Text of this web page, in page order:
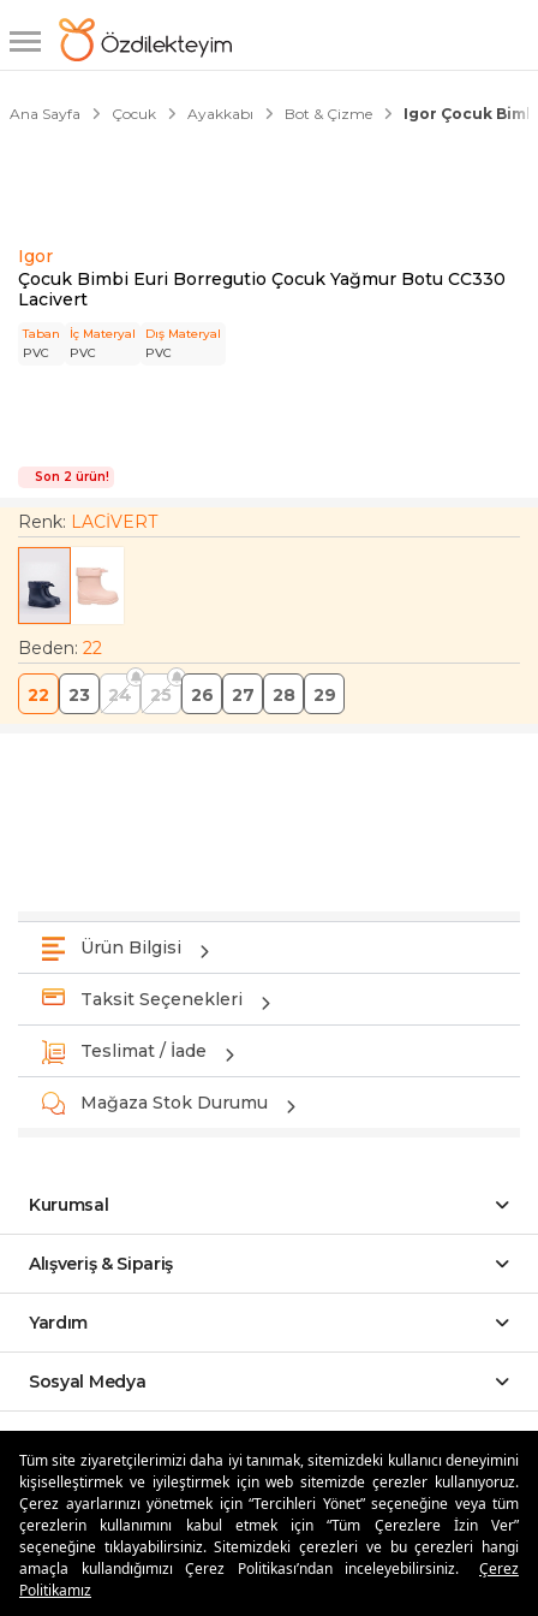
Tüm site ziyaretçilerimizi daha iyi tanımak, sitemizdeki kullanıcı deneyimini
kişiselleştirmek ve iyileştirmek için web sitemizde çerezler kullanıyoruz.
Çerez ayarlarınızı yönetmek için “Tercihleri Yönet” seçeneğine veya tüm
çerezlerin kullanımını kabul etmek için “Tüm Çerezlere İzin Ver”
seçeneğine tıklayabilirsiniz. Sitemizdeki çerezleri ve bu çerezleri hangi
amaçla kullandığımızı Çerez Politikası’ndan inceleyebilirsiniz.
Çerez
Politikamız
Ana Sayfa Çocuk Ayakkabı Bot & Çizme Igor Çocuk
Igor
Çocuk Bimbi Euri Borregutio Çocuk Yağmur Botu CC330
Lacivert
Taban
PVC
İç Materyal
PVC
Dış Materyal
PVC
1/5
Son 2 ürün!
Renk: LACİVERT
Beden: 22
22 23 24 25 26 27 28 29
Ürün Bilgisi
Taksit Seçenekleri
Teslimat / İade
Mağaza Stok Durumu
Kurumsal
Alışveriş & Sipariş
Yardım
Sosyal Medya
Özdilekteyim'de Taksit Avantajları
Güvenli Alışveriş